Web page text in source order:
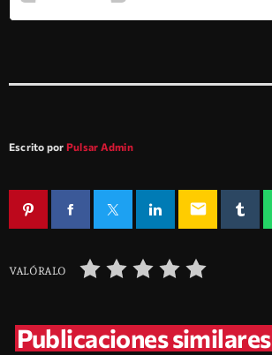
Escrito por Pulsar Admin
email
VALÓRALO
Publicaciones similares